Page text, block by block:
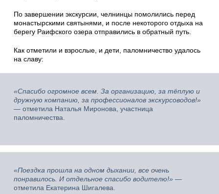
По завершении экскурсии, челнинцы помолились перед
монастырскими святынями, и после некоторого отдыха на
берегу Раифского озера отправились в обратный путь.
Как отметили и взрослые, и дети, паломничество удалось
на славу:
«Спасибо огромное всем. За организацию, за тёплую и
дружную компанию, за профессионалов экскурсоводов!»
— отметила Наталья Миронова, участница
паломничества.
«Поездка прошла на одном дыхании, все очень
понравилось. И отдельное спасибо водителю!» —
отметила Екатерина Шигалева.